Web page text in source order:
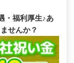
・福利厚生♪あ
せんか？